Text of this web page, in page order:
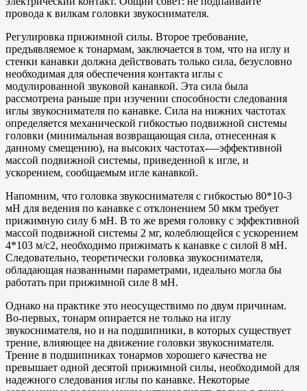
провода к вилкам головки звукоснимателя.
Регулировка прижимной силы. Второе требование,
предъявляемое к тонармам, заключается в том, что на иглу и
стенки канавки должна действовать только сила, безусловно
необходимая для обеспечения контакта иглы с
модулированной звуковой канавкой. Эта сила была
рассмотрена раньше при изучении способности следования
иглы звукоснимателя по канавке. Сила на нижних частотах
определяется механической гибкостью подвижной системы
головки (минимальная возвращающая сила, отнесенная к
данному смещению), на высоких частотах-—эффективной
массой подвижной системы, приведенной к игле, и
ускорением, сообщаемым игле канавкой.
Напомним, что головка звукоснимателя с гибкостью 80*10-3
мН для ведения по канавке с отклонением 50 мкм требует
прижимную силу 6 мН. В то же время головку с эффективной
массой подвижной системы 2 мг, колеблющейся с ускорением
4*103 м/с2, необходимо прижимать к канавке с силой 8 мН.
Следовательно, теоретически головка звукоснимателя,
обладающая названными параметрами, идеально могла бы
работать при прижимной силе 8 мН.
Однако на практике это неосуществимо по двум причинам.
Во-первых, тонарм опирается не только на иглу
звукоснимателя, но и на подшипники, в которых существует
трение, влияющее на движение головки звукоснимателя.
Трение в подшипниках тонармов хорошего качества не
превышает одной десятой прижимной силы, необходимой для
надежного следования иглы по канавке. Некоторые